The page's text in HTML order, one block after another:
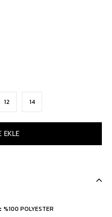
12 14
%100 POLYESTER